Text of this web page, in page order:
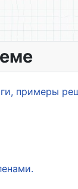
примеры